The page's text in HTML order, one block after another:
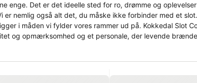
enge. Det er det ideelle sted for ro, drømme og
i måden vi fylder vores rammer ud på. Kokkedal Slot
I usædvanligt smukke rammer.